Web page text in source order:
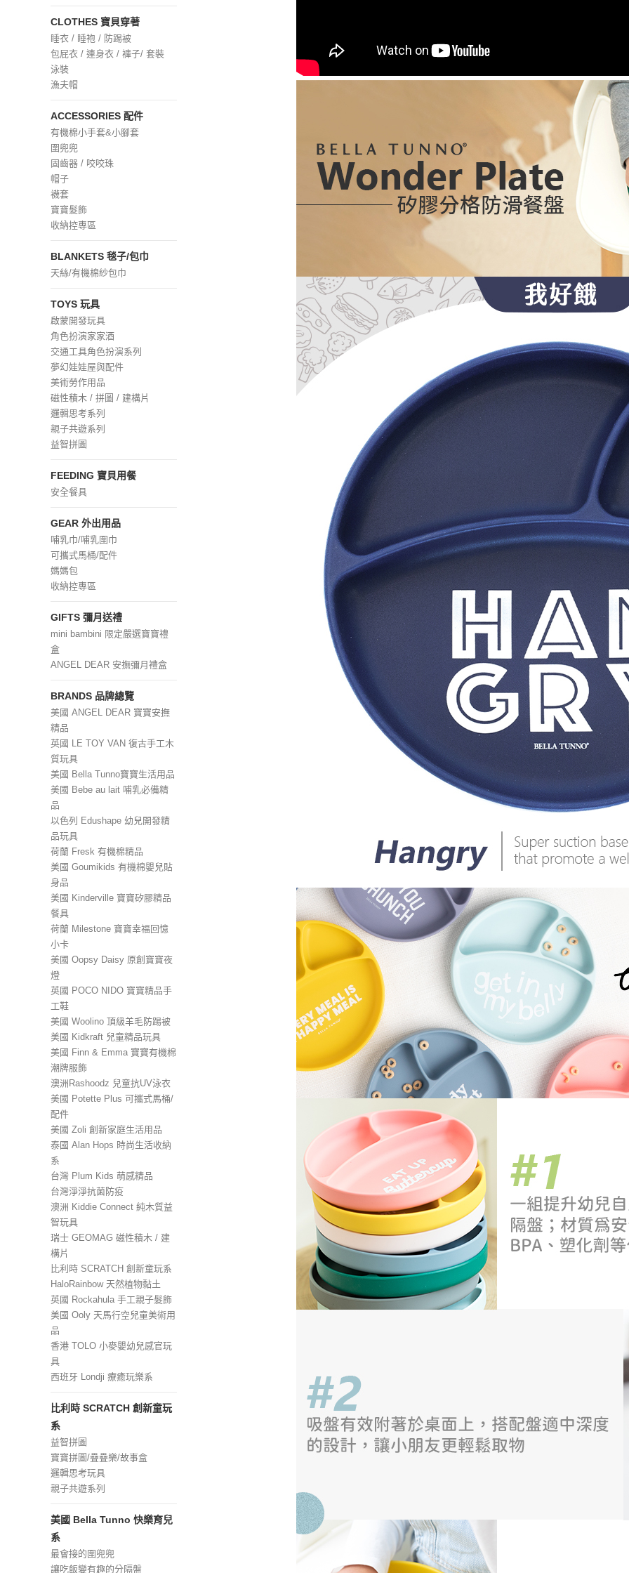
CLOTHES 寶貝穿著
睡衣 / 睡袍 / 防踢被
包屁衣 / 連身衣 / 褲子/ 套裝
泳裝
漁夫帽
ACCESSORIES 配件
有機棉小手套&小腳套
圍兜兜
固齒器 / 咬咬珠
帽子
襪套
寶寶髮飾
收納控專區
BLANKETS 毯子/包巾
天絲/有機棉紗包巾
TOYS 玩具
啟蒙開發玩具
角色扮演家家酒
交通工具角色扮演系列
夢幻娃娃屋與配件
美術勞作用品
磁性積木 / 拼圖 / 建構片
邏輯思考系列
親子共遊系列
益智拼圖
FEEDING 寶貝用餐
安全餐具
GEAR 外出用品
哺乳巾/哺乳圍巾
可攜式馬桶/配件
媽媽包
收納控專區
GIFTS 彌月送禮
mini bambini 限定嚴選寶寶禮
盒
ANGEL DEAR 安撫彌月禮盒
BRANDS 品牌總覽
美國 ANGEL DEAR 寶寶安撫
精品
英國 LE TOY VAN 復古手工木
質玩具
美國 Bella Tunno寶寶生活用品
美國 Bebe au lait 哺乳必備精
品
以色列 Edushape 幼兒開發精
品玩具
荷蘭 Fresk 有機棉精品
美國 Goumikids 有機棉嬰兒貼
身品
美國 Kinderville 寶寶矽膠精品
餐具
荷蘭 Milestone 寶寶幸福回憶
小卡
美國 Oopsy Daisy 原創寶寶夜
燈
英國 POCO NIDO 寶寶精品手
工鞋
美國 Woolino 頂級羊毛防踢被
美國 Kidkraft 兒童精品玩具
美國 Finn & Emma 寶寶有機棉
潮牌服飾
澳洲Rashoodz 兒童抗UV泳衣
美國 Potette Plus 可攜式馬桶/
配件
美國 Zoli 創新家庭生活用品
泰國 Alan Hops 時尚生活收納
系
台灣 Plum Kids 萌感精品
台灣淨淨抗菌防疫
澳洲 Kiddie Connect 純木質益
智玩具
瑞士 GEOMAG 磁性積木 / 建
構片
比利時 SCRATCH 創新童玩系
HaloRainbow 天然植物黏土
英國 Rockahula 手工親子髮飾
美國 Ooly 天馬行空兒童美術用
品
香港 TOLO 小麥嬰幼兒感官玩
具
西班牙 Londji 療癒玩樂系
比利時 SCRATCH 創新童玩
系
益智拼圖
寶寶拼圖/疊疊樂/故事盒
邏輯思考玩具
親子共遊系列
美國 Bella Tunno 快樂育兒
系
最會接的圍兜兜
讓吃飯變有趣的分隔盤